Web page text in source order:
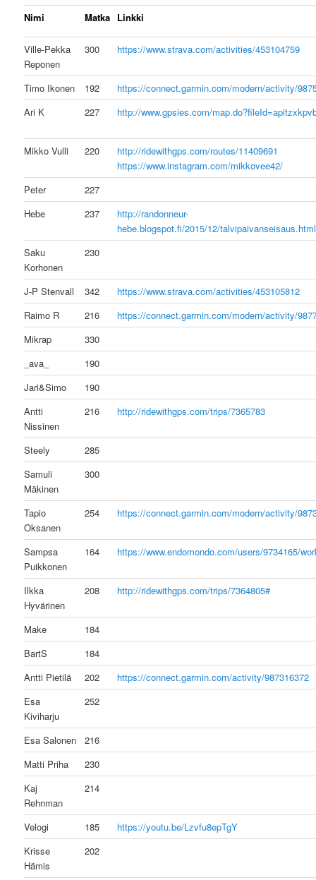
Nimi Matka Linkki
Ville-Pekka
Reponen
300 https://www.strava.com/activities/453104759
Timo Ikonen 192
https://connect.garmin.com/modern/activity/
Ari K
227 http://www.gpsies.com/
Mikko Vulli 220
http://ridewithgps.com/routes/11409691
https://www.instagram.com/mikkovee42/
Peter
227
Hebe
237
http://randonneur-
hebe.blogspot.fi/2015/12/talvipaivanseisaus.html
Saku
Korhonen
230
J-P Stenvall 342
https://www.strava.com/activities/453105812
Raimo R
216
https://connect.garmin.com/modern/activity/
Mikrap
330
_ava_
190
Jari&Simo
190
Antti
Nissinen
216 http://ridewithgps.com/trips/7365783
Steely
285
Samuli
Mäkinen
300
Tapio
Oksanen
254 https://connect.garmin.com/modern/activity/
Sampsa
Puikkonen
164 https://www.endomondo.com/users/9734165/
Ilkka
Hyvärinen
208 http://ridewithgps.com/trips/7364805#
Make
184
BartS
184
Antti Pietilä
202
https://connect.garmin.com/activity/987316372
Esa
Kiviharju
252
Esa Salonen
216
Matti Priha
230
Kaj
Rehnman
214
Velogi 185
https://youtu.be/Lzvfu8epTgY
Krisse
Hämis
202